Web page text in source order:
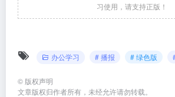
习使用，请支持正版！
办公学习 # 播报 # 绿色版
© 版权声明
文章版权归作者所有，未经允许请勿转载。